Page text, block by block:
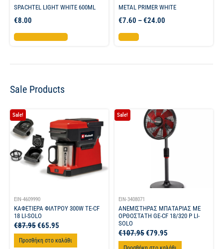
SPACHTEL LIGHT WHITE 600ML
€8.00
Προσθήκη στο καλάθι
METAL PRIMER WHITE
€7.60 –€24.00
Επιλογή
Sale Products
Sale!
EIN-4609990
ΚΑΦΕΤΙΕΡΑ ΦΙΛΤΡΟΥ 300W TE-CF
18 LI-SOLO
€87.95€65.95
Προσθήκη στο καλάθι
Sale!
EIN-3408071
ΑΝΕΜΙΣΤΗΡΑΣ ΜΠΑΤΑΡΙΑΣ ΜΕ
ΟΡΘΟΣΤΑΤΗ GE-CF 18/320 P LI-
SOLO
€107.95€79.95